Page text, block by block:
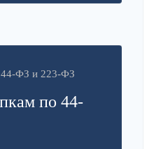
44-ФЗ и 223-ФЗ
по 44-